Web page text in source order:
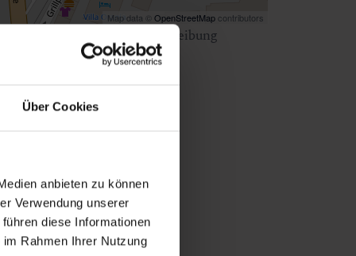
Über Cookies
anbieten zu können
Verwendung unserer
diese Informationen
Rahmen Ihrer Nutzung
Map data © OpenStreetMap contributors
für eine Wegbeschreibung